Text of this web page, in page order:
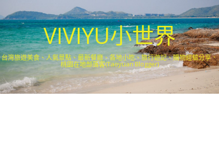
VIVIYU小世界
台灣旅遊美食、人氣景點、最新餐廳、各地小吃、旅行遊記、購物經驗分享．
桃園在地部落客(Taoyuan Blogger)